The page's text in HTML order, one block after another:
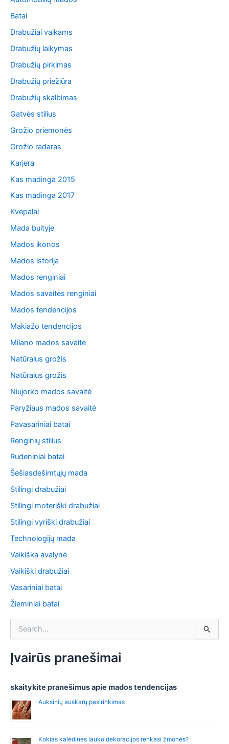
Batai
Drabužiai vaikams
Drabužių laikymas
Drabužių pirkimas
Drabužių priežiūra
Drabužių skalbimas
Gatvės stilius
Grožio priemonės
Grožio radaras
Karjera
Kas madinga 2015
Kas madinga 2017
Kvepalai
Mada buityje
Mados ikonos
Mados istorija
Mados renginiai
Mados savaitės renginiai
Mados tendencijos
Makiažo tendencijos
Milano mados savaitė
Natūralus grožis
Natūralus grožis
Niujorko mados savaitė
Paryžiaus mados savaitė
Pavasariniai batai
Renginių stilius
Rudeniniai batai
Šešiasdešimtųjų mada
Stilingi drabužiai
Stilingi moteriški drabužiai
Stilingi vyriški drabužiai
Technologijų mada
Vaikiška avalynė
Vaikiški drabužiai
Vasariniai batai
Žieminiai batai
r
c
f
Įvairūs pranešimai
skaitykite pranešimus apie mados tendencijas
Auksinių auskarų pasirinkimas
Kokias kalėdines lauko dekoracijos renkasi žmonės?